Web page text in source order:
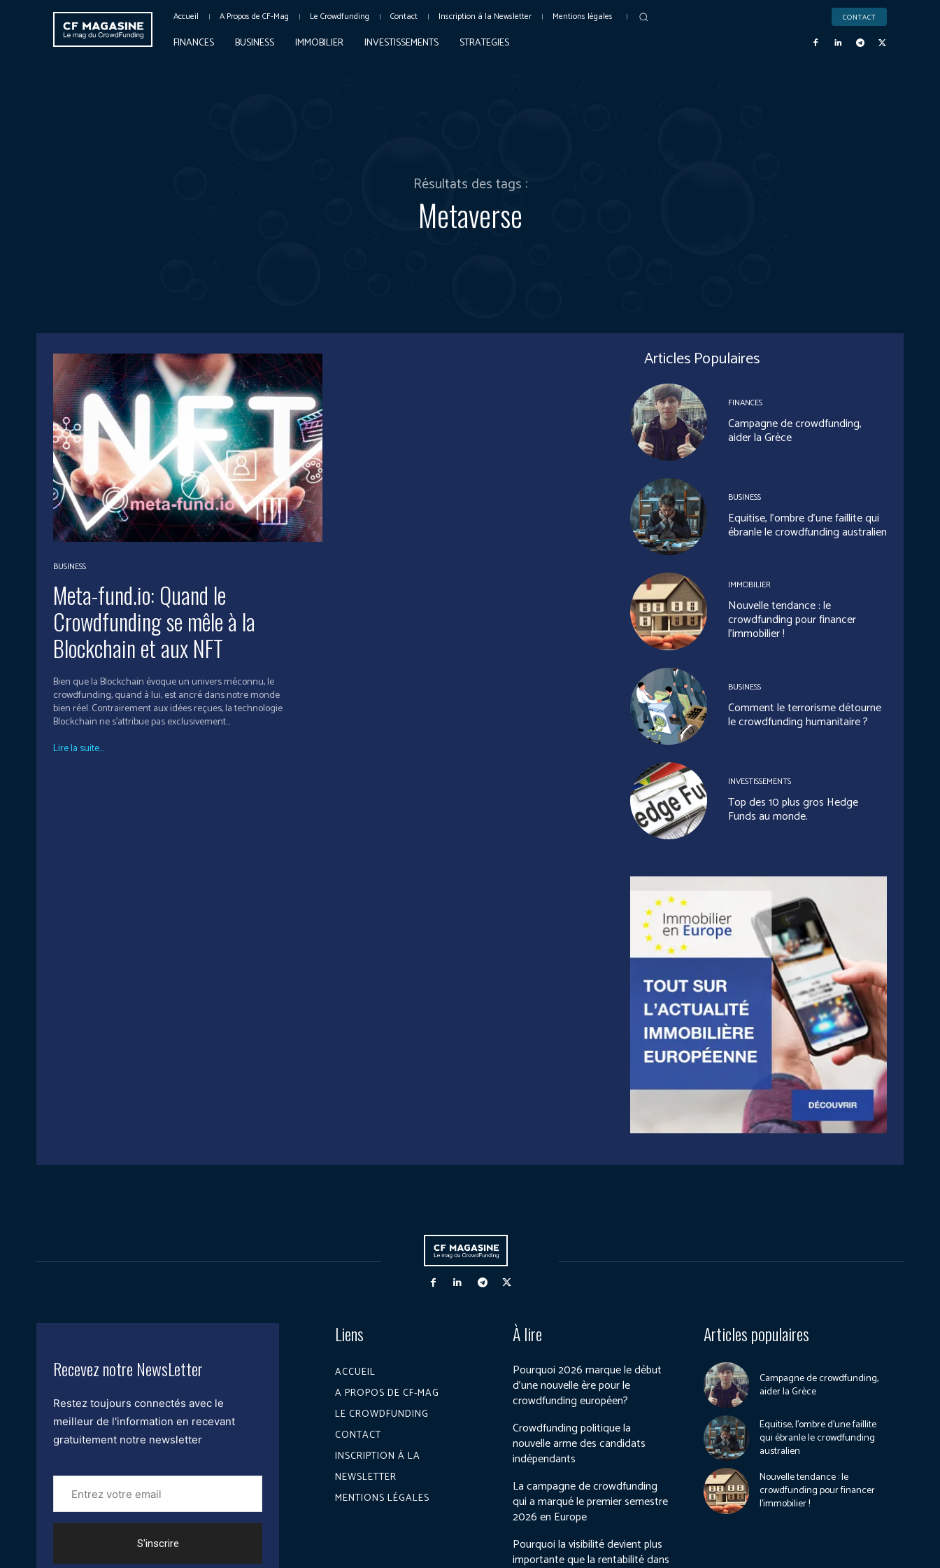
Accueil A Propos de CF-Mag Le Crowdfunding Contact Inscription à la Newsletter Mentions légales CONTACT
FINANCES BUSINESS IMMOBILIER INVESTISSEMENTS STRATEGIES
Résultats des tags :
Metaverse
BUSINESS
Meta-fund.io: Quand le
Crowdfunding se mêle à la
Blockchain et aux NFT
Bien que la Blockchain évoque un univers méconnu, le
crowdfunding, quand à lui, est ancré dans notre monde
bien réel. Contrairement aux idées reçues, la technologie
Blockchain ne s’attribue pas exclusivement...
Lire la suite...
Articles Populaires
FINANCES
Campagne de crowdfunding,
aider la Grèce
BUSINESS
Equitise, l’ombre d’une faillite qui
ébranle le crowdfunding australien
IMMOBILIER
Nouvelle tendance : le
crowdfunding pour financer
l’immobilier !
BUSINESS
Comment le terrorisme détourne
le crowdfunding humanitaire ?
INVESTISSEMENTS
Top des 10 plus gros Hedge
Funds au monde.
Recevez notre NewsLetter
Restez toujours connectés avec le
meilleur de l'information en recevant
gratuitement notre newsletter
Entrez
votre
email
Liens
ACCUEIL
A PROPOS DE CF-MAG
LE CROWDFUNDING
CONTACT
INSCRIPTION À LA
NEWSLETTER
MENTIONS LÉGALES
À lire
Pourquoi 2026 marque le début
d’une nouvelle ère pour le
crowdfunding européen?
Crowdfunding politique la
nouvelle arme des candidats
indépendants
La campagne de crowdfunding
qui a marqué le premier semestre
2026 en Europe
Pourquoi la visibilité devient plus
importante que la rentabilité dans
Articles populaires
Campagne de crowdfunding,
aider la Grèce
Equitise, l’ombre d’une faillite
qui ébranle le crowdfunding
australien
Nouvelle tendance : le
crowdfunding pour financer
l’immobilier !